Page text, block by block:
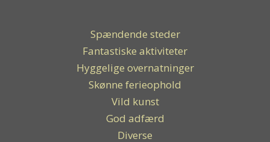
Spændende steder
Fantastiske aktiviteter
Hyggelige overnatninger
Skønne ferieophold
Vild kunst
God adfærd
Diverse